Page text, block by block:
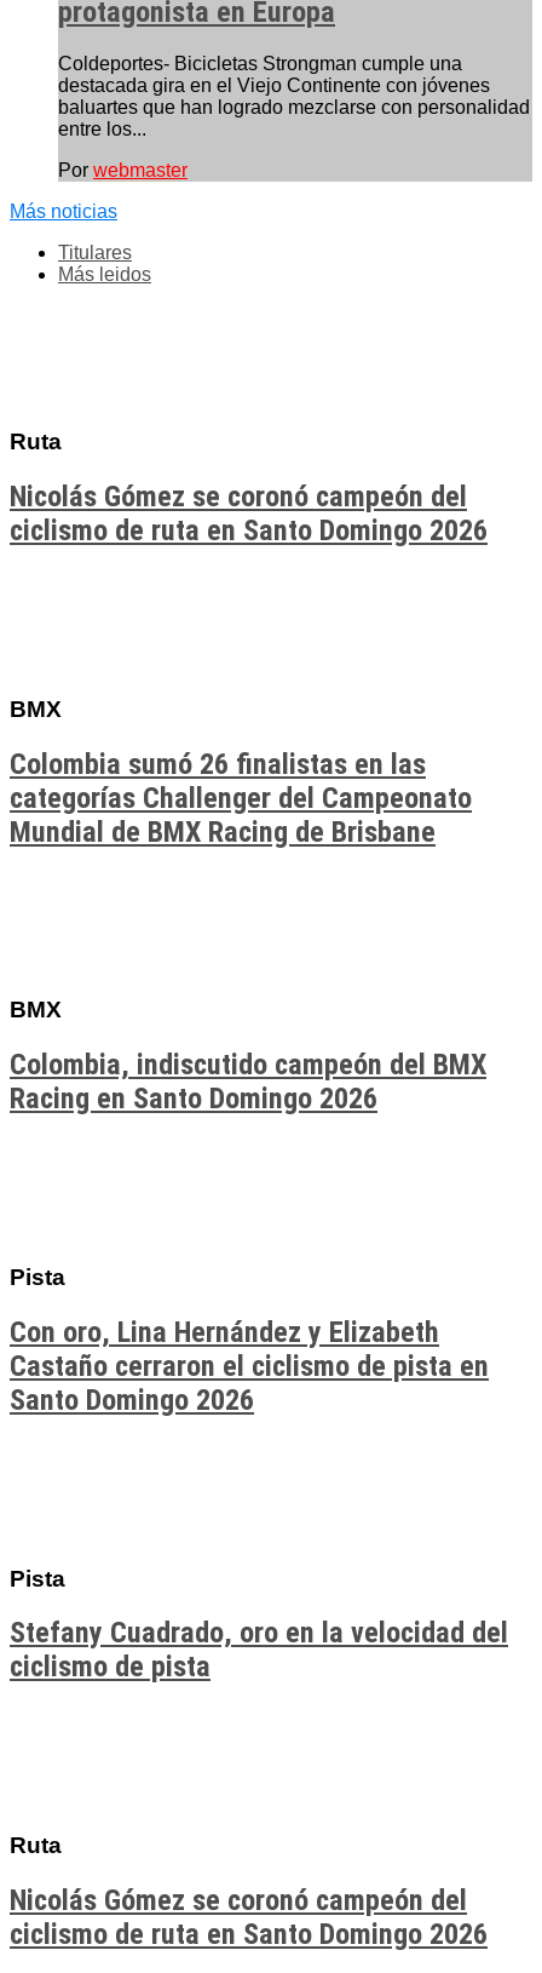
protagonista en Europa
Coldeportes- Bicicletas Strongman cumple una
destacada gira en el Viejo Continente con jóvenes
baluartes que han logrado mezclarse con personalidad
entre los...
Por webmaster
Más noticias
Titulares
Más leidos
Ruta
Nicolás Gómez se coronó campeón del
ciclismo de ruta en Santo Domingo 2026
BMX
Colombia sumó 26 finalistas en las
categorías Challenger del Campeonato
Mundial de BMX Racing de Brisbane
BMX
Colombia, indiscutido campeón del BMX
Racing en Santo Domingo 2026
Pista
Con oro, Lina Hernández y Elizabeth
Castaño cerraron el ciclismo de pista en
Santo Domingo 2026
Pista
Stefany Cuadrado, oro en la velocidad del
ciclismo de pista
Ruta
Nicolás Gómez se coronó campeón del
ciclismo de ruta en Santo Domingo 2026